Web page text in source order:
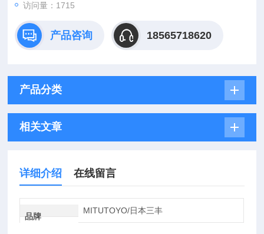
访问量：1715
产品咨询 18565718620
产品分类
相关文章
详细介绍 在线留言
品牌
MITUTOYO/日本三丰